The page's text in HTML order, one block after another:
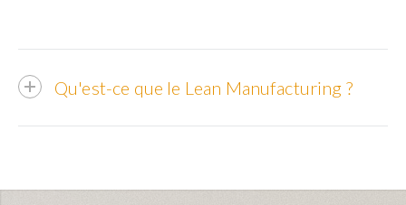
Qu'est-ce que le Lean Manufacturing ?